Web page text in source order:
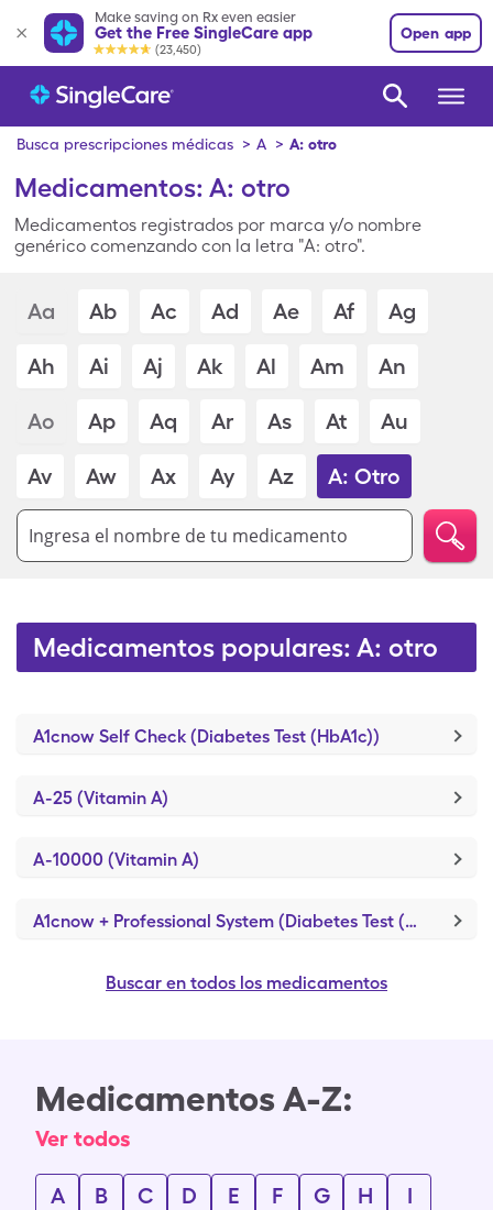
Make saving on Rx even easier
Get the Free SingleCare app
(23,450)
Open app
Busca prescripciones médicas > A > A: otro
Medicamentos: A: otro
Medicamentos registrados por marca y/o nombre
genérico comenzando con la letra "A: otro".
Aa Ab Ac Ad Ae Af Ag
Ah Ai Aj Ak Al Am An
Ao Ap Aq Ar As At Au
Av Aw Ax Ay Az A: Otro
Ingresa el nombre de tu medicamento
Medicamentos populares: A: otro
A1cnow Self Check (Diabetes Test (HbA1c))
A-25 (Vitamin A)
A-10000 (Vitamin A)
A1cnow + Professional System (Diabetes Test (HbA1c))
Buscar en todos los medicamentos
Medicamentos A-Z:
Ver todos
A B C D E F G H
I